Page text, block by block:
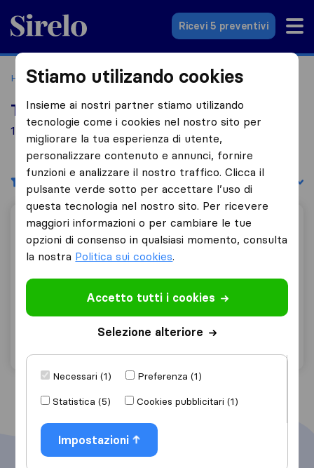
Sirelo.it
Ricevi 5 preventivi
Home Le 10 migliori aziende di traslochi in Italia
Top 10 traslocatori a Foligno
1 aziende di traslochi trovate a Foligno
Filtri Filtra per:
Tras.Gas. - Trasporti
Tras.Gas. - Trasporti
Chiedi preventivo Dettagli
Stiamo utilizando cookies
Insieme ai nostri partner stiamo utilizando
tecnologie come i cookies nel nostro sito per
migliorare la tua esperienza di utente,
personalizzare contenuto e annunci, fornire
funzioni e analizzare il nostro traffico. Clicca il
pulsante verde sotto per accettare l’uso di
questa tecnologia nel nostro sito. Per ricevere
maggiori informazioni o per cambiare le tue
opzioni di consenso in qualsiasi momento, consulta
la nostra Politica sui cookies.
Accetto tutti i cookies
Selezione alteriore
Necessari (1)
Preferenza (1)
Statistica (5)
Cookies pubblicitari (1)
Impostazioni